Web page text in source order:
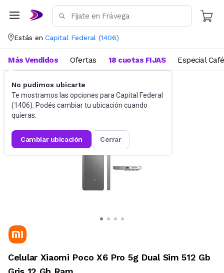
Estás en Capital Federal (1406)
No pudimos ubicarte
Te mostramos las opciones para Capital Federal
(1406). Podés cambiar tu ubicación cuando
quieras.
cambiar ubicación cerrar
Más Vendidos Ofertas 18 cuotas FIJAS Especial Café
Celulares Celulares Liberados
Celular Xiaomi Poco X6 Pro 5g Dual Sim 512 Gb